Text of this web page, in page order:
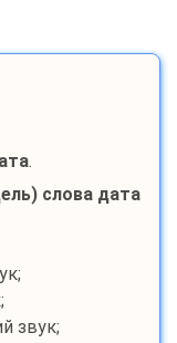
.
слова дата
звук;